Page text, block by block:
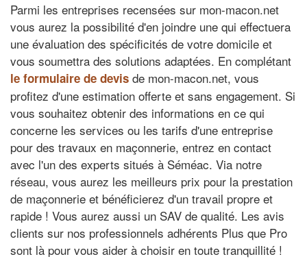
Parmi les entreprises recensées sur mon-macon.net
vous aurez la possibilité d'en joindre une qui effectuera
une évaluation des spécificités de votre domicile et
vous soumettra des solutions adaptées. En complétant
le formulaire de devis de mon-macon.net, vous
profitez d'une estimation offerte et sans engagement. Si
vous souhaitez obtenir des informations en ce qui
concerne les services ou les tarifs d'une entreprise
pour des travaux en maçonnerie, entrez en contact
avec l'un des experts situés à Séméac. Via notre
réseau, vous aurez les meilleurs prix pour la prestation
de maçonnerie et bénéficierez d'un travail propre et
rapide ! Vous aurez aussi un SAV de qualité. Les avis
clients sur nos professionnels adhérents Plus que Pro
sont là pour vous aider à choisir en toute tranquillité !